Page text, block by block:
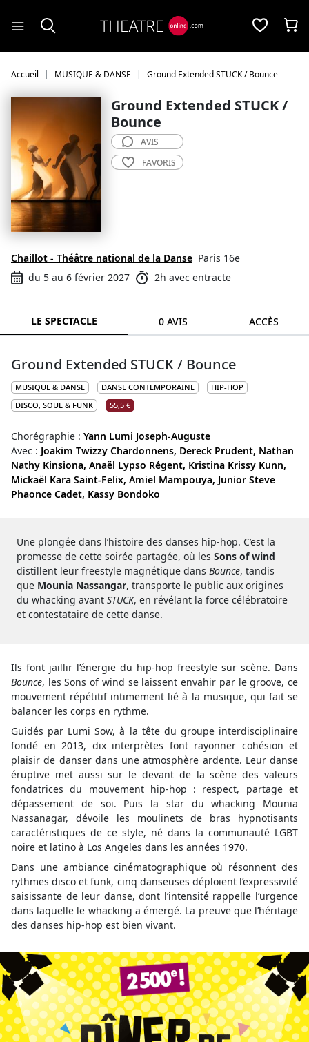
Accueil MUSIQUE & DANSE Ground Extended STUCK / Bounce
Ground Extended STUCK /
Bounce
Chaillot - Théâtre national de la Danse Paris 16e
du 5 au 6 février 2027
2h avec entracte
AVIS
FAVORIS
LE SPECTACLE 0 AVIS ACCÈS
Ground Extended STUCK / Bounce
MUSIQUE & DANSE DANSE CONTEMPORAINE
HIP-HOP
DISCO, SOUL & FUNK
55,5 €
Chorégraphie : Yann Lumi Joseph-Auguste
Avec : Joakim Twizzy Chardonnens, Dereck Prudent, Nathan
Nathy Kinsiona, Anaël Lypso Régent, Kristina Krissy Kunn,
Mickaël Kara Saint-Felix, Amiel Mampouya, Junior Steve
Phaonce Cadet, Kassy Bondoko
Une plongée dans l’histoire des danses hip-hop. C’est la
promesse de cette soirée partagée, où les Sons of wind
distillent leur freestyle magnétique dans Bounce, tandis
que Mounia Nassangar, transporte le public aux origines
du whacking avant STUCK, en révélant la force célébratoire
et contestataire de cette danse.
Ils font jaillir l’énergie du hip-hop freestyle sur scène. Dans
Bounce, les Sons of wind se laissent envahir par le groove, ce
mouvement répétitif intimement lié à la musique, qui fait se
balancer les corps en rythme.
Guidés par Lumi Sow, à la tête du groupe interdisciplinaire
fondé en 2013, dix interprètes font rayonner cohésion et
plaisir de danser dans une atmosphère ardente. Leur danse
éruptive met aussi sur le devant de la scène des valeurs
fondatrices du mouvement hip-hop : respect, partage et
dépassement de soi. Puis la star du whacking Mounia
Nassanagar, dévoile les moulinets de bras hypnotisants
caractéristiques de ce style, né dans la communauté LGBT
noire et latino à Los Angeles dans les années 1970.
Dans une ambiance cinématographique où résonnent des
rythmes disco et funk, cinq danseuses déploient l’expressivité
saisissante de leur danse, dont l’intensité rappelle l’urgence
dans laquelle le whacking a émergé. La preuve que l’héritage
des danses hip-hop est bien vivant.